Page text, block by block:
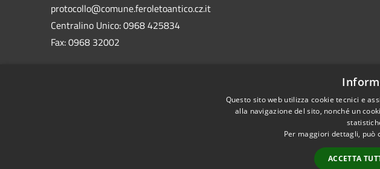
protocollo@comune.feroletoantico.cz.it
Centralino Unico: 0968 425834
Fax: 0968 32002
Questo sito web utilizza cookie tecnici e
alla navigazione del sito, nonché un
Per maggiori dettagli, può
ACCETTA